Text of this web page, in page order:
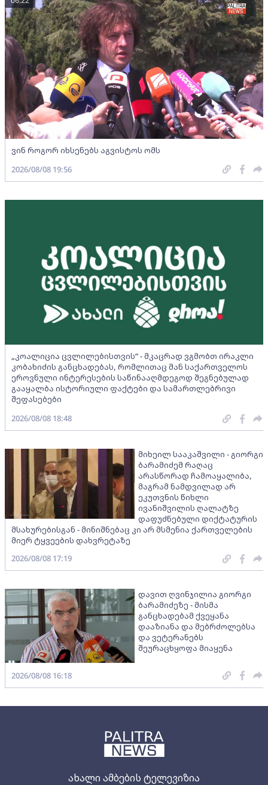
ახალი ამბების ტელევიზია
ვინ როგორ იხსენებს აგვისტოს ომს
2026/08/08 19:56
„კოალიცია ცვლილებისთვის“ - მკაცრად ვგმობთ ირაკლი
კობახიძის განცხადებას, რომლითაც მან საქართველოს
ეროვნული ინტერესების საწინააღმდეგოდ შეგნებულად
გააყალბა ისტორიული ფაქტები და სამართლებრივი
შეფასებები
2026/08/08 18:48
მიხეილ სააკაშვილი - გიორგი
ბარამიძემ რაღაც
არასწორად ჩამოაყალიბა,
მაგრამ ნამდვილად არ
ეკუთვნის წიხლი
ივანიშვილის ღალატზე
დაფუძნებული დიქტატურის
მსახურებისგან - მინიშნებაც კი არ მსმენია ქართველების
მიერ ტყვეების დახვრეტაზე
2026/08/08 17:19
დავით ღვინჯილია გიორგი
ბარამიძეზე - მისმა
განცხადებამ ქვეყანა
დააზიანა და მებრძოლებსა
და ვეტერანებს
შეურაცხყოფა მიაყენა
2026/08/08 16:18